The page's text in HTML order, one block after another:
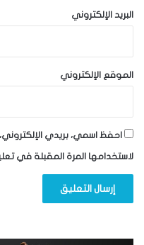
البريد الإلكتروني
الموقع الإلكتروني
احفظ اسمي، بريدي
لاستخدامها المرة المقبلة في